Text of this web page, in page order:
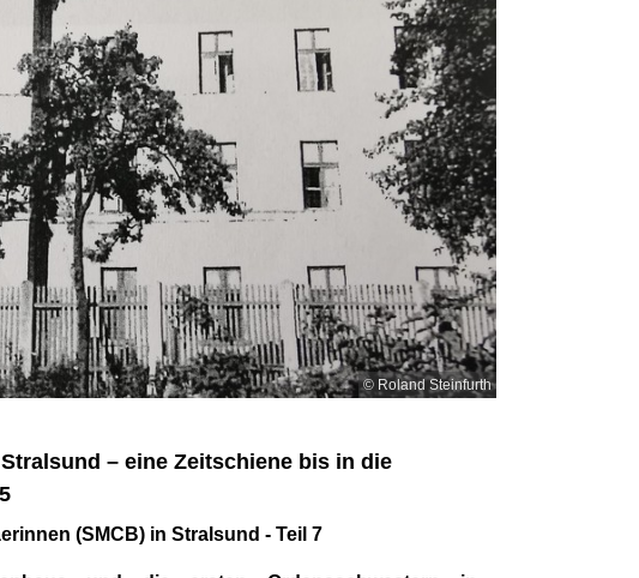
© Roland Steinfurth
– eine Zeitschiene bis in die
(SMCB) in Stralsund - Teil 7